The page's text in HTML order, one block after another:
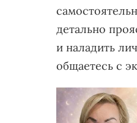
детально
и наладить
общаетесь с